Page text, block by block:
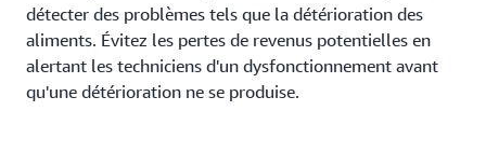
détecter des problèmes tels que la détérioration des
aliments. Évitez les pertes de revenus potentielles en
alertant les techniciens d'un dysfonctionnement avant
qu'une détérioration ne se produise.